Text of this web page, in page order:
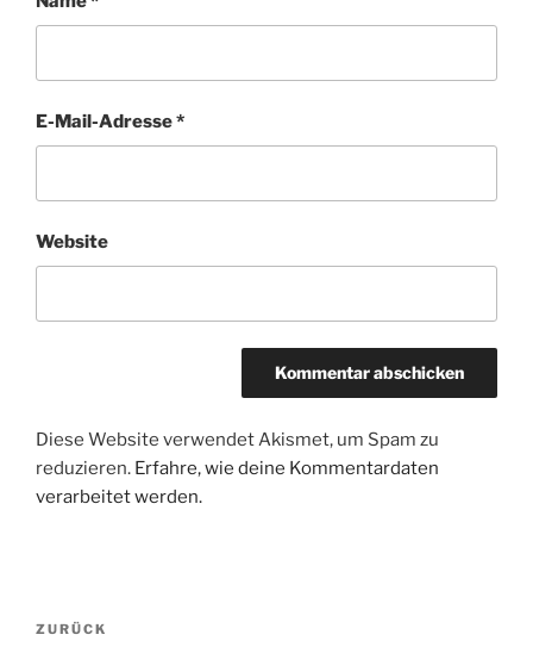
E-Mail-Adresse*
Website
Diese Website verwendet Akismet, um Spam zu
reduzieren. Erfahre, wie deine Kommentardaten
verarbeitet werden.
Beitragsnavigation
Vorheriger
ZURÜCK